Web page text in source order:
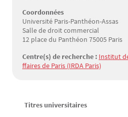
Coordonnées
Université Paris-Panthéon-Assas
Salle de droit commercial
12 place du Panthéon 75005 Paris
Centre(s) de recherche : Institut
ffaires de Paris (IRDA Paris)
Texte
Titres universitaires